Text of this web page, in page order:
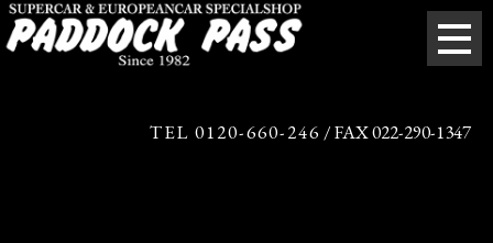
TEL 0120-660-246 / FAX 022-290-1347